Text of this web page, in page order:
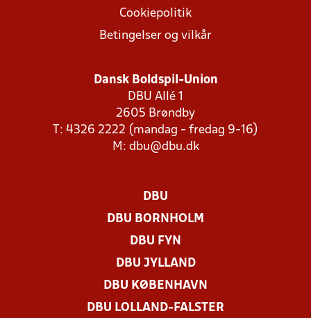
Cookiepolitik
Betingelser og vilkår
Dansk Boldspil-Union
DBU Allé 1
2605 Brøndby
T: 4326 2222 (mandag - fredag 9-16)
M: dbu@dbu.dk
DBU
DBU BORNHOLM
DBU FYN
DBU JYLLAND
DBU KØBENHAVN
DBU LOLLAND-FALSTER